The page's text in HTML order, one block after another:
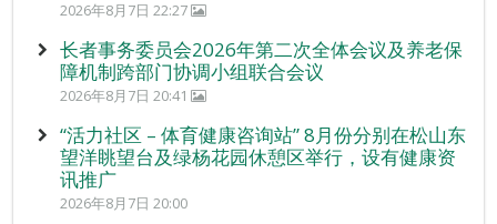
2026年8月7日 22:27
长者事务委员会2026年第二次全体会议及养老保
障机制跨部门协调小组联合会议
2026年8月7日 20:41
“活力社区 – 体育健康咨询站” 8月份分别在松山东
望洋眺望台及绿杨花园休憩区举行，设有健康资
讯推广
2026年8月7日 20:00